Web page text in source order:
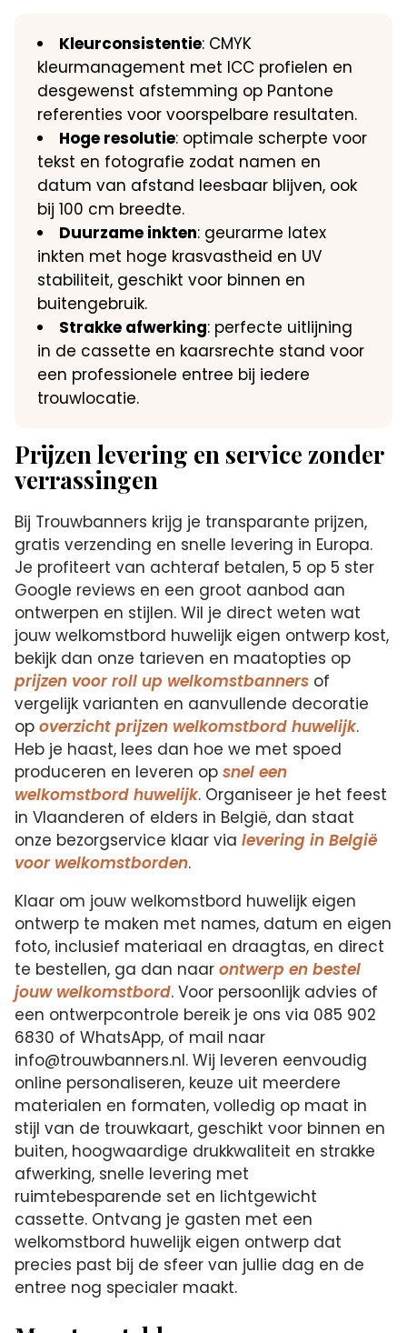
Kleurconsistentie: CMYK
kleurmanagement met ICC profielen en
desgewenst afstemming op Pantone
referenties voor voorspelbare resultaten.
Hoge resolutie: optimale scherpte voor
tekst en fotografie zodat namen en
datum van afstand leesbaar blijven, ook
bij 100 cm breedte.
Duurzame inkten: geurarme latex
inkten met hoge krasvastheid en UV
stabiliteit, geschikt voor binnen en
buitengebruik.
Strakke afwerking: perfecte uitlijning
in de cassette en kaarsrechte stand voor
een professionele entree bij iedere
trouwlocatie.
Prijzen levering en service zonder
verrassingen
Bij Trouwbanners krijg je transparante prijzen,
gratis verzending en snelle levering in Europa.
Je profiteert van achteraf betalen, 5 op 5 ster
Google reviews en een groot aanbod aan
ontwerpen en stijlen. Wil je direct weten wat
jouw welkomstbord huwelijk eigen ontwerp kost,
bekijk dan onze tarieven en maatopties op
prijzen voor roll up welkomstbanners of
vergelijk varianten en aanvullende decoratie
opoverzicht prijzen welkomstbord huwelijk.
Heb je haast, lees dan hoe we met spoed
produceren en leveren opsnel een
welkomstbord huwelijk. Organiseer je het feest
in Vlaanderen of elders in België, dan staat
onze bezorgservice klaar vialevering in België
voor welkomstborden.
Klaar om jouw welkomstbord huwelijk eigen
ontwerp te maken met names, datum en eigen
foto, inclusief materiaal en draagtas, en direct
te bestellen, ga dan naarontwerp en bestel
jouw welkomstbord. Voor persoonlijk advies of
een ontwerpcontrole bereik je ons via 085 902
6830 of WhatsApp, of mail naar
info@trouwbanners.nl. Wij leveren eenvoudig
online personaliseren, keuze uit meerdere
materialen en formaten, volledig op maat in
stijl van de trouwkaart, geschikt voor binnen en
buiten, hoogwaardige drukkwaliteit en strakke
afwerking, snelle levering met
ruimtebesparende set en lichtgewicht
cassette. Ontvang je gasten met een
welkomstbord huwelijk eigen ontwerp dat
precies past bij de sfeer van jullie dag en de
entree nog specialer maakt.